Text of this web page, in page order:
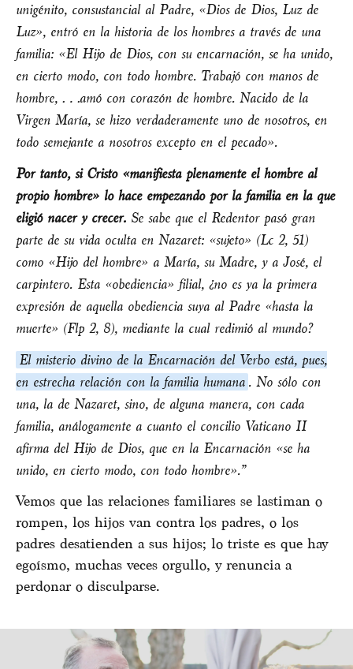
unigénito, consustancial al Padre, «Dios de Dios, Luz de
Luz», entró en la historia de los hombres a través de una
familia: «El Hijo de Dios, con su encarnación, se ha unido,
en cierto modo, con todo hombre. Trabajó con manos de
hombre, …amó con corazón de hombre. Nacido de la
Virgen María, se hizo verdaderamente uno de nosotros, en
todo semejante a nosotros excepto en el pecado».
Por tanto, si Cristo «manifiesta plenamente el hombre al
propio hombre» lo hace empezando por la familia en la que
eligió nacer y crecer. Se sabe que el Redentor pasó gran
parte de su vida oculta en Nazaret: «sujeto» (Lc 2, 51)
como «Hijo del hombre» a María, su Madre, y a José, el
carpintero. Esta «obediencia» filial, ¿no es ya la primera
expresión de aquella obediencia suya al Padre «hasta la
muerte» (Flp 2, 8), mediante la cual redimió al mundo?
El misterio divino de la Encarnación del Verbo está, pues,
en estrecha relación con la familia humana . No sólo con
una, la de Nazaret, sino, de alguna manera, con cada
familia, análogamente a cuanto el concilio Vaticano II
afirma del Hijo de Dios, que en la Encarnación «se ha
unido, en cierto modo, con todo hombre».”
Vemos que las relaciones familiares se lastiman o
rompen, los hijos van contra los padres, o los
padres desatienden a sus hijos; lo triste es que hay
egoísmo, muchas veces orgullo, y renuncia a
perdonar o disculparse.